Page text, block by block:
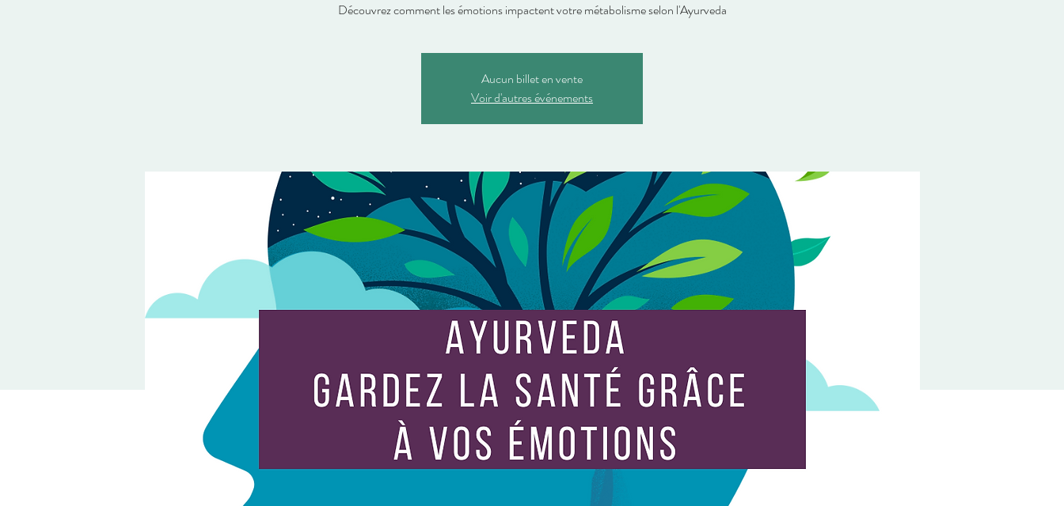
Découvrez comment les émotions impactent votre métabolisme selon l'Ayurveda
Aucun billet en vente
Voir d'autres événements